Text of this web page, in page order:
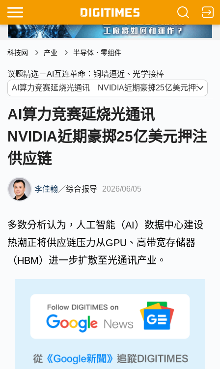
科技网 产业 半导体．零组件
议题精选－AI互连革命：铜墙逼近、光学接棒
AI算力竞赛延烧光通讯
NVIDIA近期豪掷25亿美元押注
供应链
李佳翰／综合报导 2026/06/05
多数分析认为，人工智能（AI）数据中心建设
热潮正将供应链压力从GPU、高带宽存储器
（HBM）进一步扩散至光通讯产业。